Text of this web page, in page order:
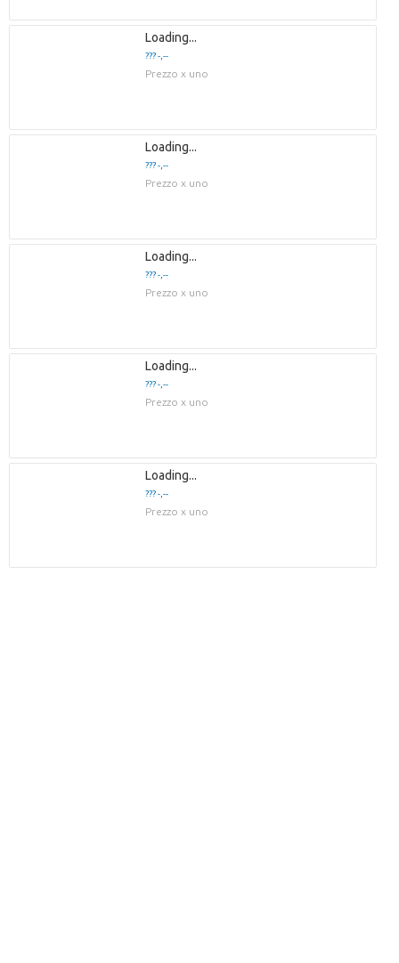
Loading...
??? -,--
Prezzo x uno
Loading...
??? -,--
Prezzo x uno
Loading...
??? -,--
Prezzo x uno
Loading...
??? -,--
Prezzo x uno
Loading...
??? -,--
Prezzo x uno